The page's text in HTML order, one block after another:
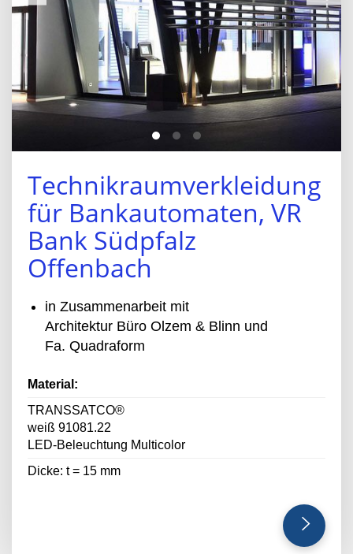
Technikraumverkleidung
für Bankautomaten, VR
Bank Südpfalz
Offenbach
in Zusammenarbeit mit
Architektur Büro Olzem & Blinn und
Fa. Quadraform
Material:
TRANSSATCO®
weiß 91081.22
LED-Beleuchtung Multicolor
Dicke: t = 15 mm